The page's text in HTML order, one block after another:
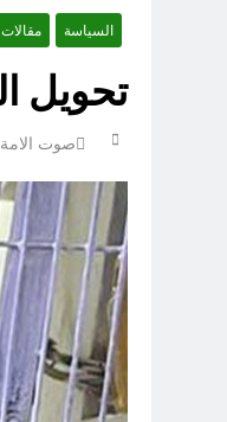
السياسة
تحويل
صوت الامة